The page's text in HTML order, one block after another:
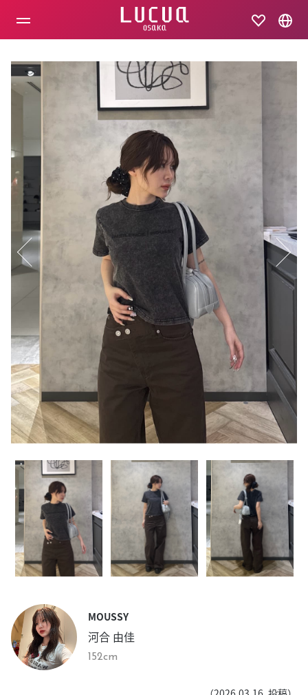
MOUSSY
河合 由佳
152cm